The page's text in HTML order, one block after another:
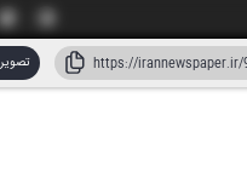
تصویر